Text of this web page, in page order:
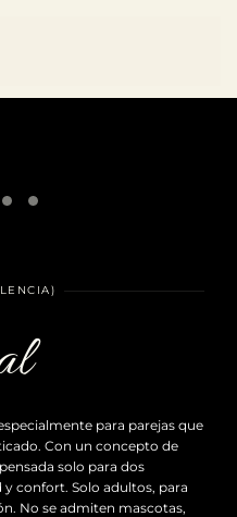
para parejas que
Con un concepto de
solo para dos
confort. Solo adultos, para
No se admiten mascotas,